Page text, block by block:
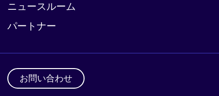
ニュースルーム
パートナー
お問い合わせ